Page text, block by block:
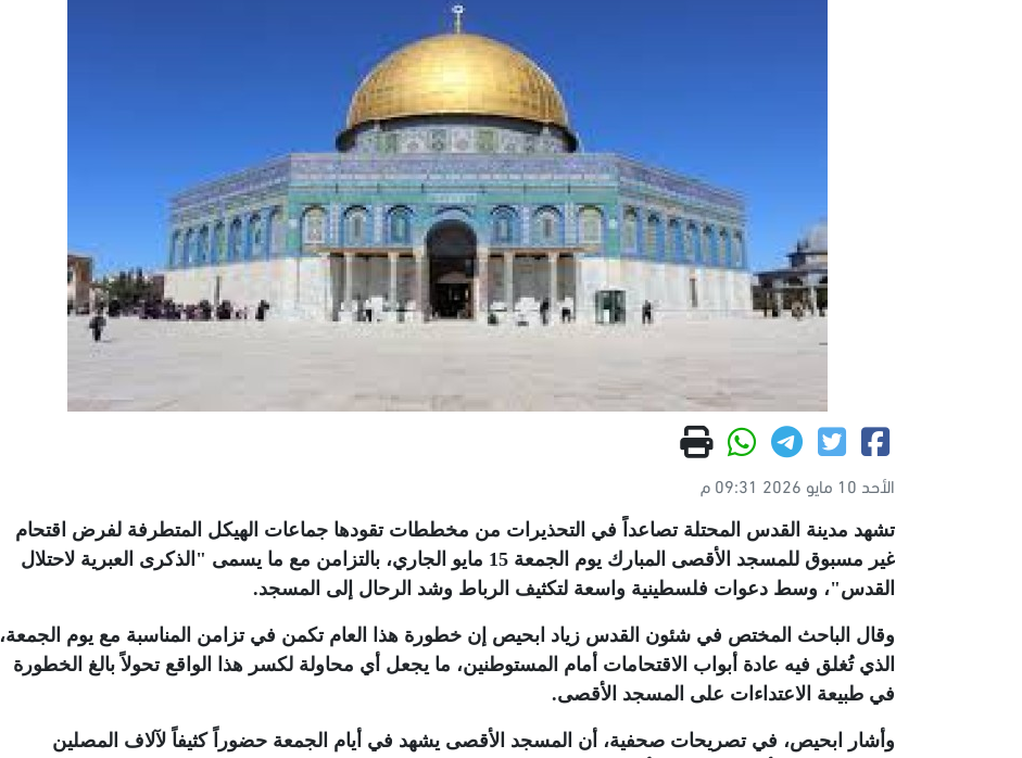
الأحد 10 مايو 2026 09:31 م
تشهد مدينة القدس المحتلة تصاعداً في التحذيرات من مخططات تقودها جماعات الهيكل المتطرفة لفرض اقتحام
غير مسبوق للمسجد الأقصى المبارك يوم الجمعة 15 مايو الجاري، بالتزامن مع ما يسمى "الذكرى العبرية لاحتلال
القدس"، وسط دعوات فلسطينية واسعة لتكثيف الرباط وشد الرحال إلى المسجد.
وقال الباحث المختص في شئون القدس زياد ابحيص إن خطورة هذا العام تكمن في تزامن المناسبة مع يوم الجمعة،
الذي تُغلق فيه عادة أبواب الاقتحامات أمام المستوطنين، ما يجعل أي محاولة لكسر هذا الواقع تحولاً بالغ الخطورة
في طبيعة الاعتداءات على المسجد الأقصى.
وأشار ابحيص، في تصريحات صحفية، أن المسجد الأقصى يشهد في أيام الجمعة حضوراً كثيفاً لآلاف المصلين